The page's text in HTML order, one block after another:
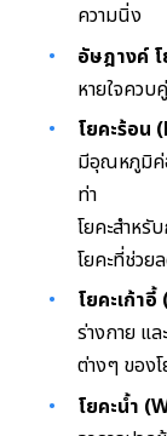
ความนิ่ง
อัษฎางค์
หายใจควบ
โยคะร้อน
มีอุณหภูมิค่
ท่า
โยคะสำห
โยคะที่ช่วย
โยคะเก้า
ร่างกาย แ
ต่างๆ ของ
โยคะน้ำ